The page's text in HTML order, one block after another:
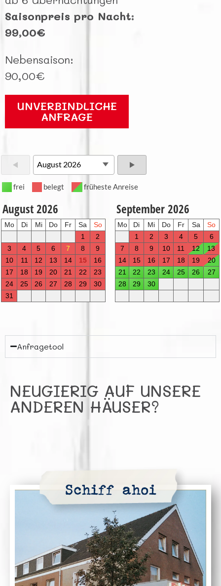
Saisonpreis pro Nacht:
99,00€
Nebensaison:
90,00€
UNVERBINDLICHE
ANFRAGE
Anfragetool
NEUGIERIG AUF UNSERE
ANDEREN HÄUSER?
Schiff ahoi